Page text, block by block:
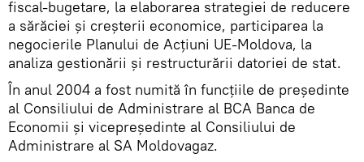
fiscal-bugetare, la elaborarea strategiei de reducere
a sărăciei și creșterii economice, participarea la
negocierile Planului de Acțiuni UE-Moldova, la
analiza gestionării și restructurării datoriei de stat.
În anul 2004 a fost numită în funcțiile de președinte
al Consiliului de Administrare al BCA Banca de
Economii și vicepreședinte al Consiliului de
Administrare al SA Moldovagaz.